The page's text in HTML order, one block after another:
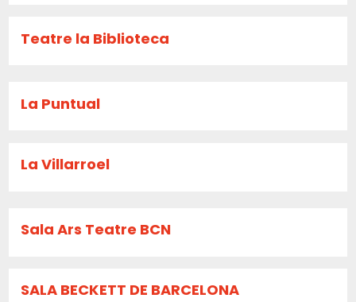
Teatre la Biblioteca
La Puntual
La Villarroel
Sala Ars Teatre BCN
SALA BECKETT DE BARCELONA